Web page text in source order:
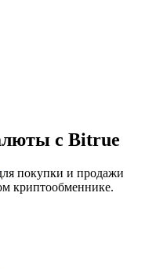
с Bitrue
покупки и продажи
криптообменнике.